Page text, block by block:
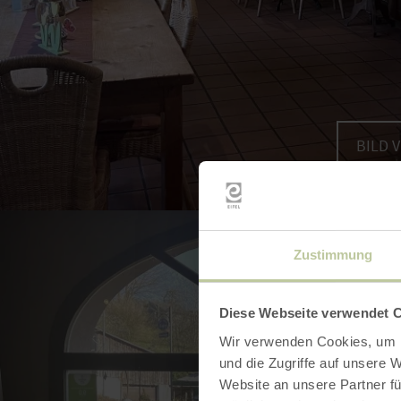
Zustimmung
Diese Webseite verwendet
Wir verwenden Cookies,
und die Zugriffe auf unsere
Website an unsere Partner
BILD